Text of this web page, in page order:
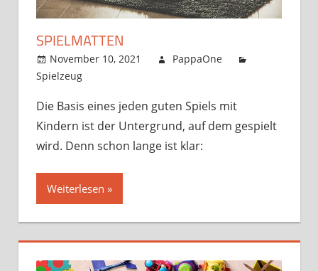
SPIELMATTEN
November 10, 2021
PappaOne
Spielzeug
Die Basis eines jeden guten Spiels mit
Kindern ist der Untergrund, auf dem gespielt
wird. Denn schon lange ist klar:
Weiterlesen